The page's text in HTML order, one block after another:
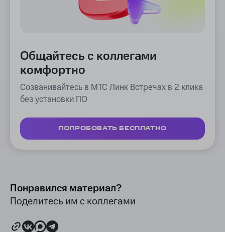
Общайтесь с коллегами
комфортно
Созванивайтесь в МТС Линк Встречах в 2 клика
без установки ПО
ПОПРОБОВАТЬ БЕСПЛАТНО
Понравился материал?
Поделитесь им с коллегами